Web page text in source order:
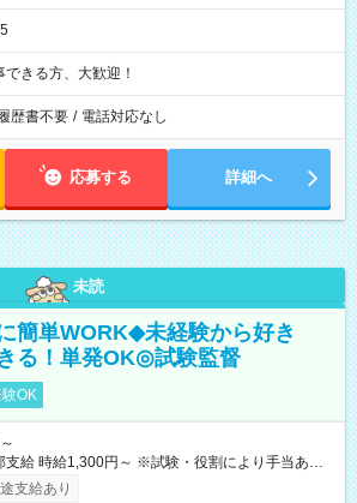
きる方、大歓迎！
歴書不要 / 電話対応なし
応募する 詳細へ
未読
簡単WORK◆未経験から好き
る！単発OK◎試験監督
OK
により手当あり
より昇給あり 【即給（前払い）オプションあ
支給あり